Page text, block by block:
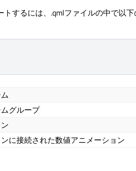
するには、.qmlファイルの中で以
グループ
に接続された数値アニメーション